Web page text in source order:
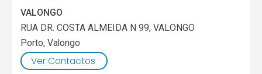
VALONGO
RUA DR. COSTA ALMEIDA N 99, VALONGO
Porto,Valongo
Ver Contactos